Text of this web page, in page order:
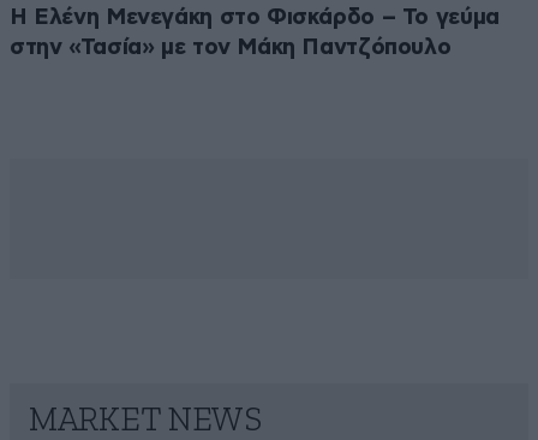
Η Ελένη Μενεγάκη στο Φισκάρδο – Το γεύμα
στην «Τασία» με τον Μάκη Παντζόπουλο
MARKET NEWS